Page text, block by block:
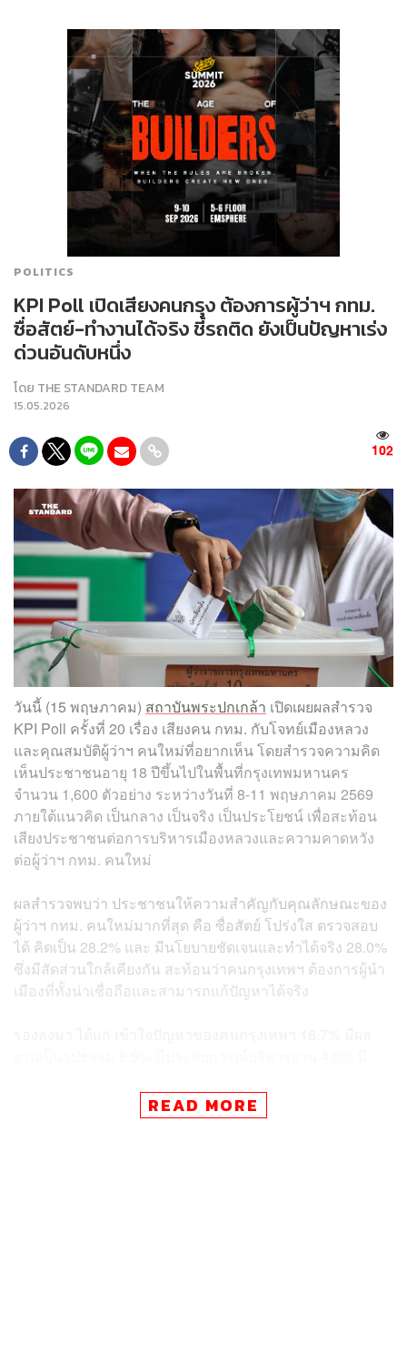
POLITICS
KPI Poll เปิดเสียงคนกรุง ต้องการผู้ว่าฯ กทม.
ซื่อสัตย์-ทำงานได้จริง ชี้รถติด ยังเป็นปัญหาเร่ง
ด่วนอันดับหนึ่ง
โดย THE STANDARD TEAM
15.05.2026
102
วันนี้ (15 พฤษภาคม) สถาบันพระปกเกล้า เปิดเผยผลสำรวจ
KPI Poll ครั้งที่ 20 เรื่อง เสียงคน กทม. กับโจทย์เมืองหลวง
และคุณสมบัติผู้ว่าฯ คนใหม่ที่อยากเห็น โดยสำรวจความคิด
เห็นประชาชนอายุ 18 ปีขึ้นไปในพื้นที่กรุงเทพมหานคร
จำนวน 1,600 ตัวอย่าง ระหว่างวันที่ 8-11 พฤษภาคม 2569
ภายใต้แนวคิด เป็นกลาง เป็นจริง เป็นประโยชน์ เพื่อสะท้อน
เสียงประชาชนต่อการบริหารเมืองหลวงและความคาดหวัง
ต่อผู้ว่าฯ กทม. คนใหม่
ผลสำรวจพบว่า ประชาชนให้ความสำคัญกับคุณลักษณะของ
ผู้ว่าฯ กทม. คนใหม่มากที่สุด คือ ซื่อสัตย์ โปร่งใส ตรวจสอบ
ได้ คิดเป็น 28.2% และ มีนโยบายชัดเจนและทำได้จริง 28.0%
ซึ่งมีสัดส่วนใกล้เคียงกัน สะท้อนว่าคนกรุงเทพฯ ต้องการผู้นำ
เมืองที่ทั้งน่าเชื่อถือและสามารถแก้ปัญหาได้จริง
3.0% และ สังกัดพรรคการเมืองที่น่าเชื่อถือ 1.7%
READ MORE